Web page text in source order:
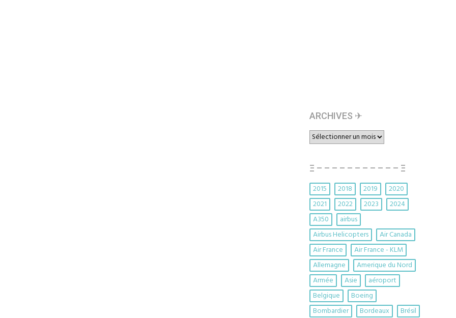
ARCHIVES ✈︎
ARCHIVES
✈︎
Ξ – – – – – – – – – – – Ξ
2015 2018 2019
2020
2021
2022 2023
2024
A350
airbus
Airbus Helicopters
Air Canada
Air France
Air France - KLM
Allemagne
Amerique du Nord
Armée
Asie
aéroport
Belgique
Boeing
Bombardier
Bordeaux
Brésil